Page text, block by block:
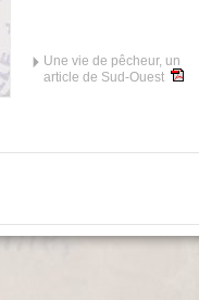
Une vie de pêcheur, un
article de Sud-Ouest